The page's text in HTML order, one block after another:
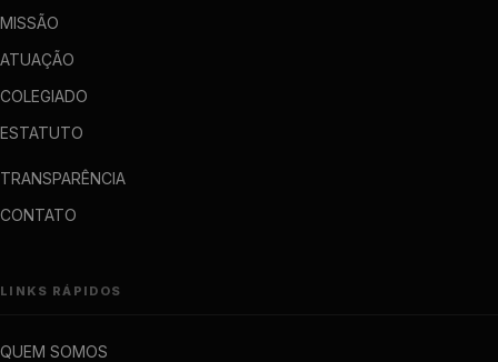
MISSÃO
ATUAÇÃO
COLEGIADO
ESTATUTO
TRANSPARÊNCIA
CONTATO
LINKS RÁPIDOS
QUEM SOMOS